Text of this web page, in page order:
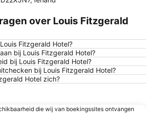
The Convention Centre Dublin
Dublin Connolly Station
Vicar St
Docklands
St Stephens Green
over Louis Fitzgerald
Fitzgerald Hotel?
bij Louis Fitzgerald Hotel?
bij Louis Fitzgerald Hotel?
bij Louis Fitzgerald Hotel?
Hotel zich?
die wij van boekingssites ontvangen